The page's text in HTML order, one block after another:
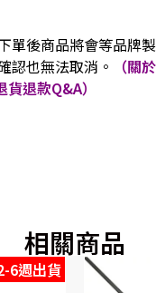
後商品將會等品牌
認也無法取消。
（關
退款Q&A）
相關商品
6週出貨